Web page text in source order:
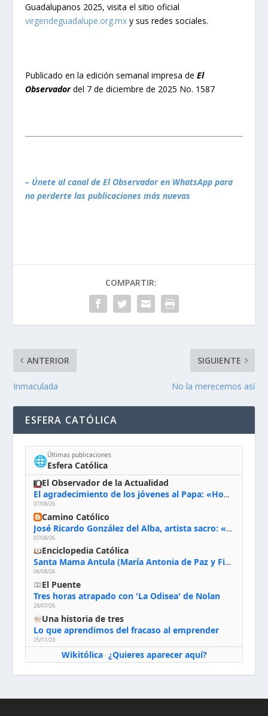
Guadalupanos 2025, visita el sitio oficial
virgendeguadalupe.org.mx y sus redes sociales.
Publicado en la edición semanal impresa deEl
Observadordel 7 de diciembre de 2025 No. 1587
– Únete al canal de El Observador en WhatsApp para
no perderte las publicaciones más nuevas
COMPARTIR:
ANTERIOR
Inmaculada
SIGUIENTE
No la merecemos así
ESFERA CATÓLICA
🌐Últimas publicaciones
Esfera Católica
El Observador de la Actualidad
El agradecimiento de los jóvenes al Papa: «Hoy nos sentimos Iglesia»
07/08/26
Camino Católico
José Ricardo González del Alba, artista sacro: «Yo oro, hablo con Dios, le pido al Espíritu Santo su inspiración y siempre pinto rezando el rosario para que sea Él quien actúe a través de mis manos»
07/08/26
Enciclopedia Católica
Santa Mama Antula (María Antonia de Paz y Figueroa)
06/08/26
El Puente
Tres horas atrapado con 'La Odisea' de Nolan
28/07/26
Una historia de tres
Lo que aprendimos del fracaso al emprender
25/11/23
Wikitólica· ¿Quieres aparecer aquí?